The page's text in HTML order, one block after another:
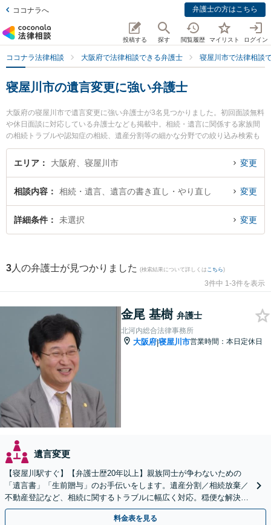
ココナラへ 弁護士の方はこちら
投稿する 探す 閲覧履歴 マイリスト ログイン
ココナラ法律相談 大阪府で法律相談できる弁護士 寝屋川市で法律相談
寝屋川市の遺言変更に強い弁護士
大阪府の寝屋川市で遺言変更に強い弁護士が3名見つかりました。初回面談無料
や休日面談に対応している弁護士なども掲載中。相続・遺言に関係する家族間
の相続トラブルや認知症の相続、遺産分割等の細かな分野での絞り込み検索も
でき便利です。特に北河内総合法律事務所の金尾 基樹弁護士や弁護士法人東部
おおさか 本部寝屋川法律事務所の中塚 雄太弁護士、弁護士法人東部おおさか
ラブルを今すぐに弁護士に相談したい』『遺言変更のトラブル解決の実績豊富
な近くの弁護士を検索したい』『初回相談無料で遺言変更を法律相談できる寝
屋川市内の弁護士に相談予約したい』などでお困りの相談者さんにおすすめで
エリア 大阪府、寝屋川市 変更
相談内容 相続・遺言、遺言の書き直し・やり直し 変更
詳細条件 未選択 変更
3 人の弁護士が見つかりました (検索結果について詳しくは こちら)
3件中 1-3件を表示
金尾 基樹 弁護士
北河内総合法律事務所
大阪府|寝屋川市営業時間：本日定休日
遺言変更
【寝屋川駅すぐ】【弁護士歴20年以上】親族同士が争わないための
「遺言書」「生前贈与」のお手伝いをします。遺産分割／相続放棄／
不動産登記など、相続に関するトラブルに幅広く対応。穏便な解決を
心がけます。【初回相談無料】【夜間・休日の相談可能】
料金表を見る